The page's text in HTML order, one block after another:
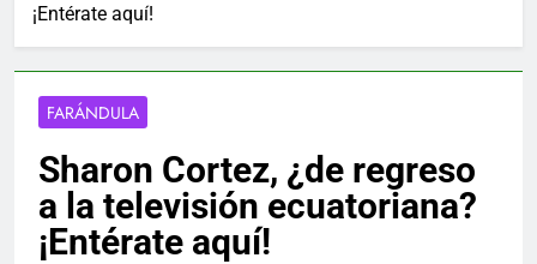
¡Entérate aquí!
FARÁNDULA
Sharon Cortez, ¿de regreso
a la televisión ecuatoriana?
¡Entérate aquí!